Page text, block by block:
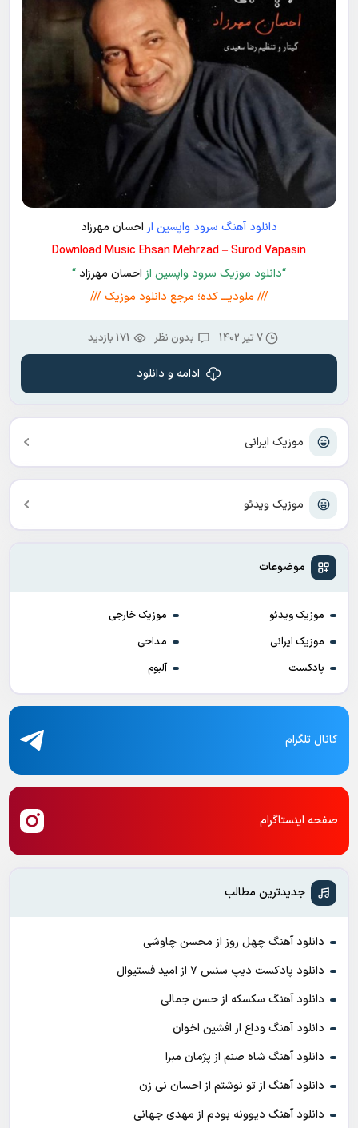
موزیک ایرانی
موزیک ویدئو
موضوعات
موزیک ویدئو
موزیک خارجی
موزیک ایرانی
مداحی
پادکست
آلبوم
دانلود آهنگ سرود واپسین از احسان مهرزاد
Download Music Ehsan Mehrzad – Surod Vapasin
“دانلود موزیک سرود واپسین از احسان مهرزاد “
/// ملودیـــ کده؛ مرجع دانلود موزیک ///
7 تیر 1402 بدون نظر 171 بازدید
ادامه و دانلود
کانال تلگرام
صفحه اینستاگرام
جدیدترین مطالب
دانلود آهنگ چهل روز از محسن چاوشی
دانلود پادکست ديپ سنس ۷ از اميد فستيوال
دانلود آهنگ سکسکه از حسن جمالی
دانلود آهنگ وداع از افشين اخوان
دانلود آهنگ شاه صنم از پژمان مبرا
دانلود آهنگ از تو نوشتم از احسان نی زن
دانلود آهنگ دیوونه بودم از مهدی جهانی